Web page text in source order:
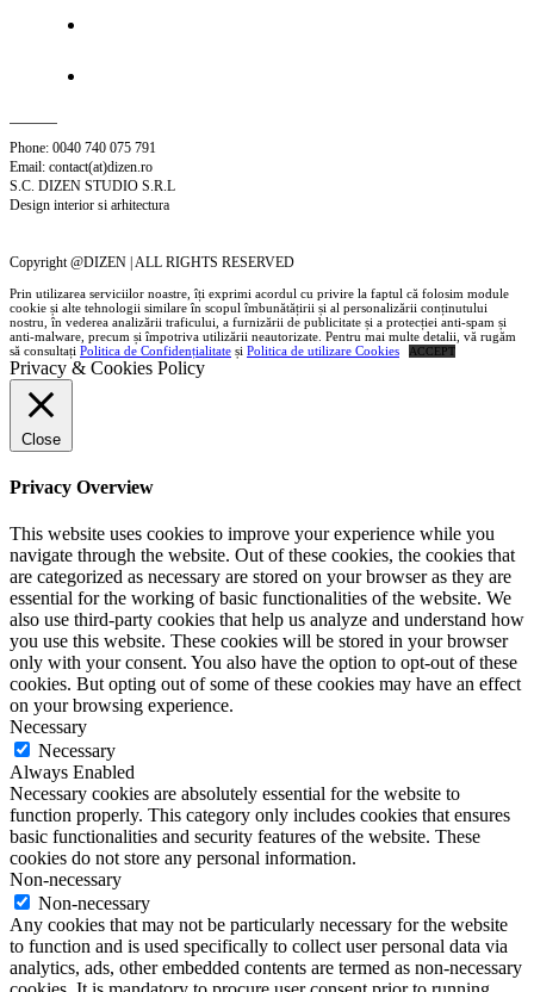
Phone: 0040 740 075 791
Email: contact(at)dizen.ro
S.C. DIZEN STUDIO S.R.L
Design interior si arhitectura
Copyright @DIZEN | ALL RIGHTS RESERVED
Prin utilizarea serviciilor noastre, îți exprimi acordul cu privire la faptul că folosim module
cookie și alte tehnologii similare în scopul îmbunătățirii și al personalizării conținutului
nostru, în vederea analizării traficului, a furnizării de publicitate și a protecției anti-spam și
anti-malware, precum și împotriva utilizării neautorizate. Pentru mai multe detalii, vă rugăm
să consultați Politica de Confidențialitate și Politica de utilizare Cookies ACCEPT
Privacy & Cookies Policy
Close
Privacy Overview
This website uses cookies to improve your experience while you
navigate through the website. Out of these cookies, the cookies that
are categorized as necessary are stored on your browser as they are
essential for the working of basic functionalities of the website. We
also use third-party cookies that help us analyze and understand how
you use this website. These cookies will be stored in your browser
only with your consent. You also have the option to opt-out of these
cookies. But opting out of some of these cookies may have an effect
on your browsing experience.
Necessary
Necessary
Always Enabled
Necessary cookies are absolutely essential for the website to
function properly. This category only includes cookies that ensures
basic functionalities and security features of the website. These
cookies do not store any personal information.
Non-necessary
Non-necessary
Any cookies that may not be particularly necessary for the website
to function and is used specifically to collect user personal data via
analytics, ads, other embedded contents are termed as non-necessary